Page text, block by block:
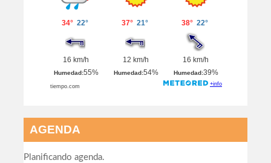
AGENDA
Planificando agenda.